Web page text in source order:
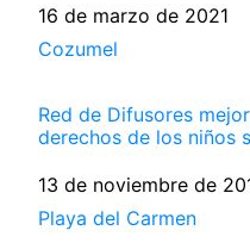
Fecha
16 de marzo de 2021
Respecto a
Cozumel
Red de Difusores
derechos de los niños
Fecha
13 de noviembre de
Respecto a
Playa del Carmen